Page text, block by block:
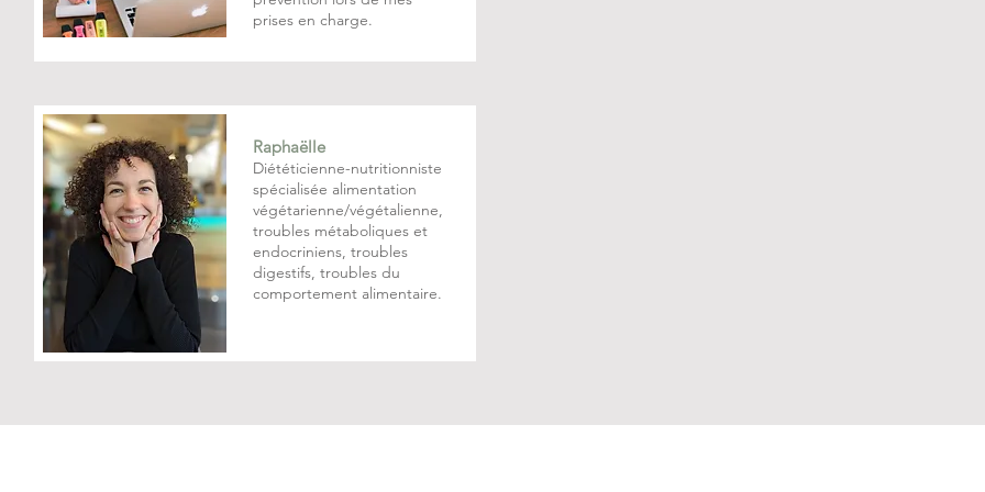
prises en charge.
Raphaëlle
Diététicienne-nutritionniste
spécialisée alimentation
végétarienne/végétalienne,
troubles métaboliques et
endocriniens, troubles
digestifs, troubles du
comportement alimentaire.